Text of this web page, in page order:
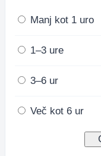
Manj kot 1 uro
1–3 ure
3–6 ur
Več kot 6 ur